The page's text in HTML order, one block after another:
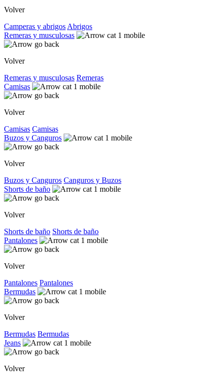
Volver
Camperas y abrigos Abrigos
Remeras y musculosas
Volver
Remeras y musculosas Remeras
Camisas
Volver
Camisas Camisas
Buzos y Canguros
Volver
Buzos y Canguros Canguros y Buzos
Shorts de baño
Volver
Shorts de baño Shorts de baño
Pantalones
Volver
Pantalones Pantalones
Bermudas
Volver
Bermudas Bermudas
Jeans
Volver